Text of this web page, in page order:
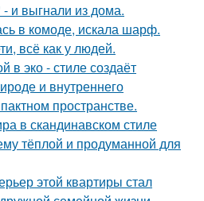
и выгнали из дома.
в комоде, искала шарф.
всё как у людей.
в эко - стиле создаёт
и внутреннего
пространстве.
в скандинавском стиле
тёплой и продуманной для
этой квартиры стал